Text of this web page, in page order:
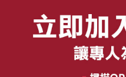
※商品搬運限樓梯及電梯可通
運，則費用由購買人自行支付
依廠商不同需額外收取。
※因特殊地區無法送貨時，本